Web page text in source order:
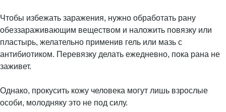
Чтобы избежать заражения, нужно обработать рану
обеззараживающим веществом и наложить повязку или
пластырь, желательно применив гель или мазь с
антибиотиком. Перевязку делать ежедневно, пока рана не
заживет.
Однако, прокусить кожу человека могут лишь взрослые
особи, молодняку это не под силу.